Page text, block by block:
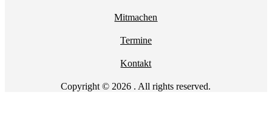
Mitmachen
Termine
Kontakt
Copyright © 2026 . All rights reserved.